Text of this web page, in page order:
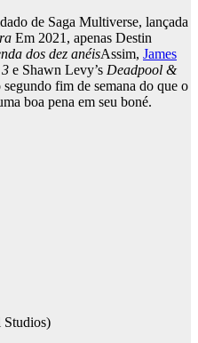
de Saga Multiverse, lançada
Em 2021, apenas Destin
dos dez anéisAssim, James
e Shawn Levy’s Deadpool &
segundo fim de semana do que o
boa pena em seu boné.
Studios)